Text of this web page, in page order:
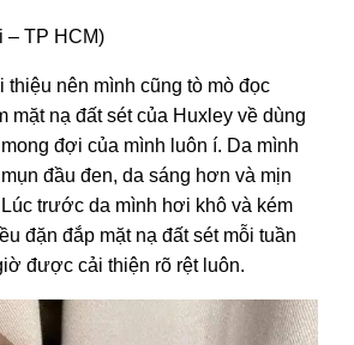
– TP HCM)
nên mình cũng tò mò đọc
mặt nạ đất sét của Huxley về dùng
đợi của mình luôn í. Da mình
đầu đen, da sáng hơn và mịn
trước da mình hơi khô và kém
đặn đắp mặt nạ đất sét mỗi tuần
được cải thiện rõ rệt luôn.